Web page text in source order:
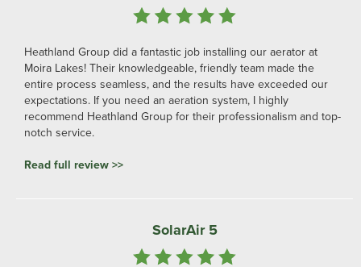
Heathland Group did a fantastic job installing our aerator at
Moira Lakes! Their knowledgeable, friendly team made the
entire process seamless, and the results have exceeded our
expectations. If you need an aeration system, I highly
recommend Heathland Group for their professionalism and top-
notch service.
Read full review >>
SolarAir 5